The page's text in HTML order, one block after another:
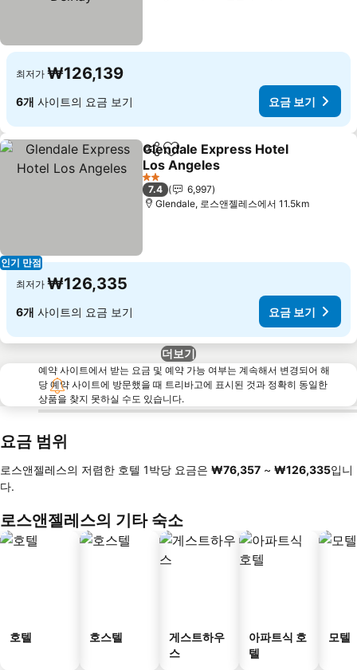
최저가 ₩126,139
6개 사이트의 요금 보기 요금 보기
인기 만점
공유 즐겨찾기에 추가
Glendale Express Hotel
Los Angeles
요금 보기
2 성급
7.4
6,997
Glendale, 로스앤젤레스에서 11.5km
최저가 ₩126,335
6개 사이트의 요금 보기 요금 보기
더보기
예약 사이트에서 받는 요금 및 예약 가능 여부는 계속해서 변경되어 해
당 예약 사이트에 방문했을 때 트리바고에 표시된 것과 정확히 동일한
상품을 찾지 못하실 수도 있습니다.
요금 범위
로스앤젤레스의 저렴한 호텔 1박당 요금은 ‎₩76,357 ~ ‎₩126,335입니
다.
로스앤젤레스의 기타 숙소
호텔 호스텔
게스트하우
스
아파트식 호
텔
모텔